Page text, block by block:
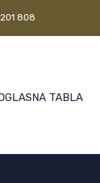
808
TABLA